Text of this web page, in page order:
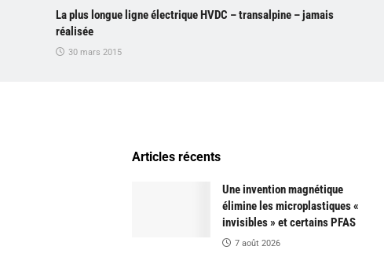
La plus longue ligne électrique HVDC – transalpine – jamais
réalisée
30 mars 2015
Articles récents
Une invention magnétique
élimine les microplastiques «
invisibles » et certains PFAS
7 août 2026